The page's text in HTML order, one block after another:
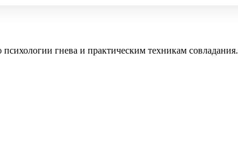
гнева и практическим техникам совладания.